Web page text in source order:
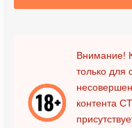
Внимание!
только для
контента